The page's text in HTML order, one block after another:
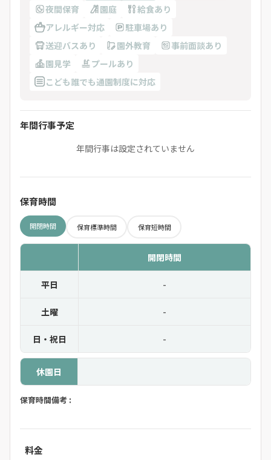
夜間保育
園庭
給食あり
アレルギー対応
駐車場あり
送迎バスあり
園外教育
事前面談あり
園見学
プールあり
こども誰でも通園制度に対応
年間行事予定
年間行事は設定されていません
保育時間
開閉時間 保育標準時間 保育短時間
開閉時間
平日 -
土曜 -
日・祝日 -
休園日
保育時間備考 :
料金